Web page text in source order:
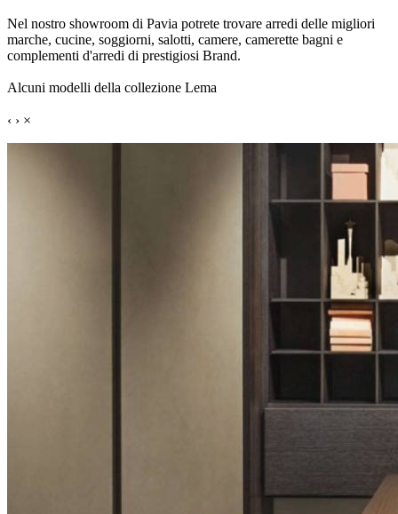
Nel nostro showroom di Pavia potrete trovare arredi delle migliori
marche, cucine, soggiorni, salotti, camere, camerette bagni e
complementi d'arredi di prestigiosi Brand.
Alcuni modelli della collezione Lema
‹ › ×